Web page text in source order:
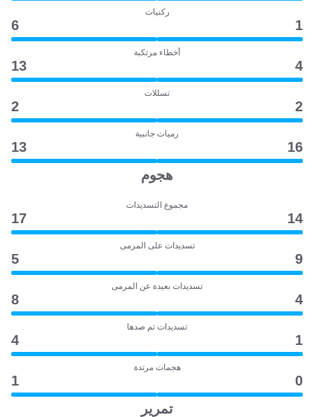
ركنيات
1
6
أخطاء مرتكبة
4
13
تسللات
2
2
رميات جانبية
16
13
هجوم
مجموع التسديدات
14
17
تسديدات على المرمى
9
5
تسديدات بعيدة عن المرمى
4
8
تسديدات تم صدها
1
4
هجمات مرتدة
0
1
تمرير